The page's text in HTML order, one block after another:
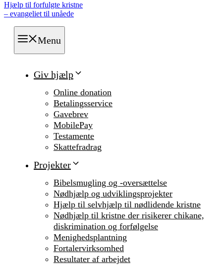
Hjælp til forfulgte kristne
– evangeliet til unåede
Menu
Giv hjælp
Online donation
Betalingsservice
Gavebrev
MobilePay
Testamente
Skattefradrag
Projekter
Bibelsmugling og -oversættelse
Nødhjælp og udviklingsprojekter
Hjælp til selvhjælp til nødlidende kristne
Nødhjælp til kristne der risikerer chikane,
diskrimination og forfølgelse
Menighedsplantning
Fortalervirksomhed
Resultater af arbejdet